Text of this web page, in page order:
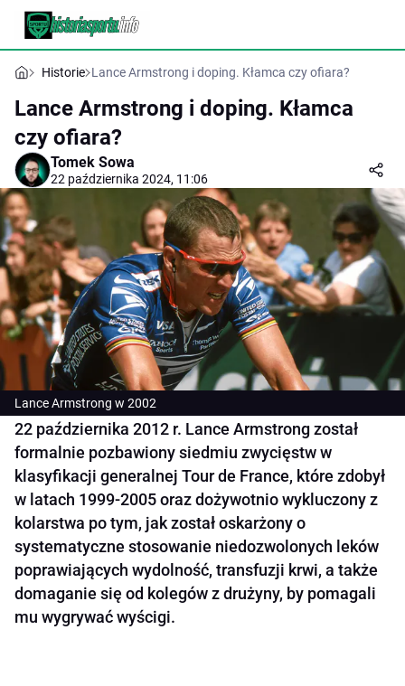
Historie Lance Armstrong i doping. Kłamca czy ofiara?
Lance Armstrong i doping. Kłamca
czy ofiara?
Tomek Sowa
22 października 2024, 11:06
Lance Armstrong w 2002
22 października 2012 r. Lance Armstrong został
formalnie pozbawiony siedmiu zwycięstw w
klasyfikacji generalnej Tour de France, które zdobył
w latach 1999-2005 oraz dożywotnio wykluczony z
kolarstwa po tym, jak został oskarżony o
systematyczne stosowanie niedozwolonych leków
poprawiających wydolność, transfuzji krwi, a także
domaganie się od kolegów z drużyny, by pomagali
mu wygrywać wyścigi.